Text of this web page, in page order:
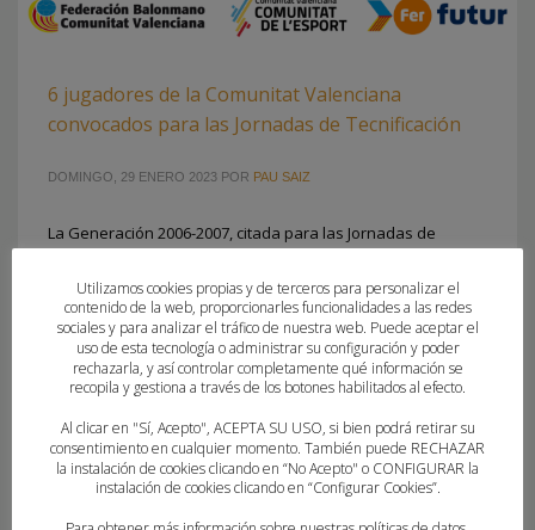
6 jugadores de la Comunitat Valenciana
convocados para las Jornadas de Tecnificación
DOMINGO, 29 ENERO 2023 POR PAU SAIZ
La Generación 2006-2007, citada para las Jornadas de
Nevada abre las puertas a la Generación 2006-
07 masculina. Un total de 70 jugadores están citados por
el Área Técnica de la Real Federación Española de
Balonmano para el desarrollo de las Jornadas de
Tecnificación, que se celebrarán del 9 al 16 de febrero
en Granada. Esta es la primera concentración
PUBLICADO EN CLUBES,FEDERACION
Utilizamos cookies propias y de terceros para personalizar el
contenido de la web, proporcionarles funcionalidades a las redes
sociales y para analizar el tráfico de nuestra web. Puede aceptar el
uso de esta tecnología o administrar su configuración y poder
rechazarla, y así controlar completamente qué información se
recopila y gestiona a través de los botones habilitados al efecto.
Al clicar en "Sí, Acepto", ACEPTA SU USO, si bien podrá retirar su
consentimiento en cualquier momento. También puede RECHAZAR
la instalación de cookies clicando en “No Acepto" o CONFIGURAR la
instalación de cookies clicando en “Configurar Cookies”.